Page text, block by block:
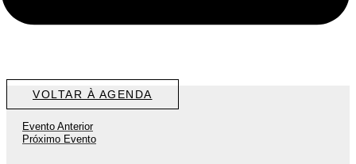
VOLTAR À AGENDA
Evento Anterior
Próximo Evento